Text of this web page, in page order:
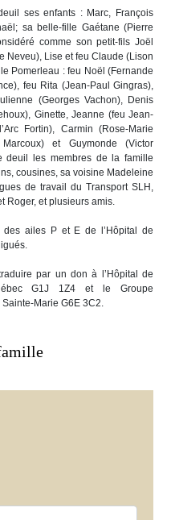
ses enfants : Marc, François
sa belle-fille Gaétane (Pierre
comme son petit-fils Joël
Neveu), Lise et feu Claude (Lison
Pomerleau : feu Noël (Fernande
feu Rita (Jean-Paul Gingras),
(Georges Vachon), Denis
Ginette, Jeanne (feu Jean-
Fortin), Carmin (Rose-Marie
et Guymonde (Victor
les membres de la famille
cousines, sa voisine Madeleine
de travail du Transport SLH,
Roger, et plusieurs amis.
ailes P et E de l’Hôpital de
par un don à l’Hôpital de
G1J 1Z4 et le Groupe
Sainte-Marie G6E 3C2.